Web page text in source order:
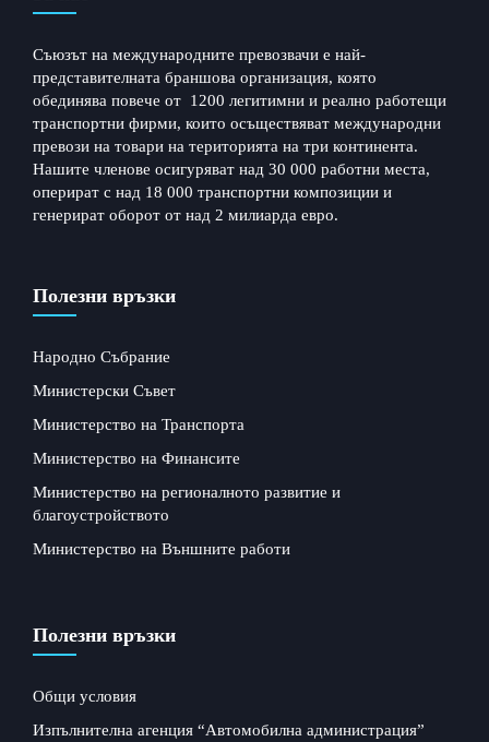
Съюзът на международните превозвачи е най-
представителната браншова организация, която
обединява повече от 1200 легитимни и реално работещи
транспортни фирми, които осъществяват международни
превози на товари на територията на три континента.
Нашите членове осигуряват над 30 000 работни места,
оперират с над 18 000 транспортни композиции и
генерират оборот от над 2 милиарда евро.
Полезни връзки
Народно Събрание
Министерски Съвет
Министерство на Транспорта
Министерство на Финансите
Министерство на регионалното развитие и
благоустройството
Министерство на Външните работи
Полезни връзки
Общи условия
Изпълнителна агенция “Автомобилна администрация”